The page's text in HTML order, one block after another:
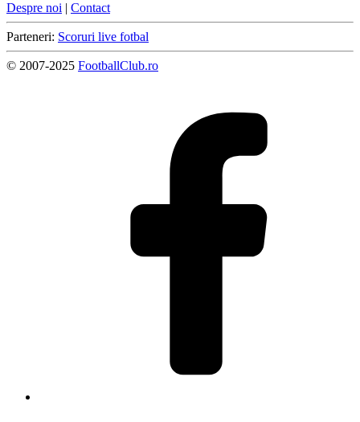
Despre noi | Contact
Parteneri: Scoruri live fotbal
© 2007-2025 FootballClub.ro